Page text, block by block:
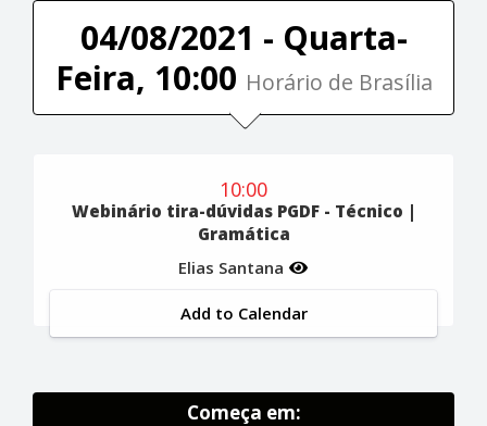
04/08/2021 - Quarta-
Feira, 10:00 Horário de Brasília
10:00
Webinário tira-dúvidas PGDF - Técnico |
Gramática
Elias Santana
Add to Calendar
Começa em: